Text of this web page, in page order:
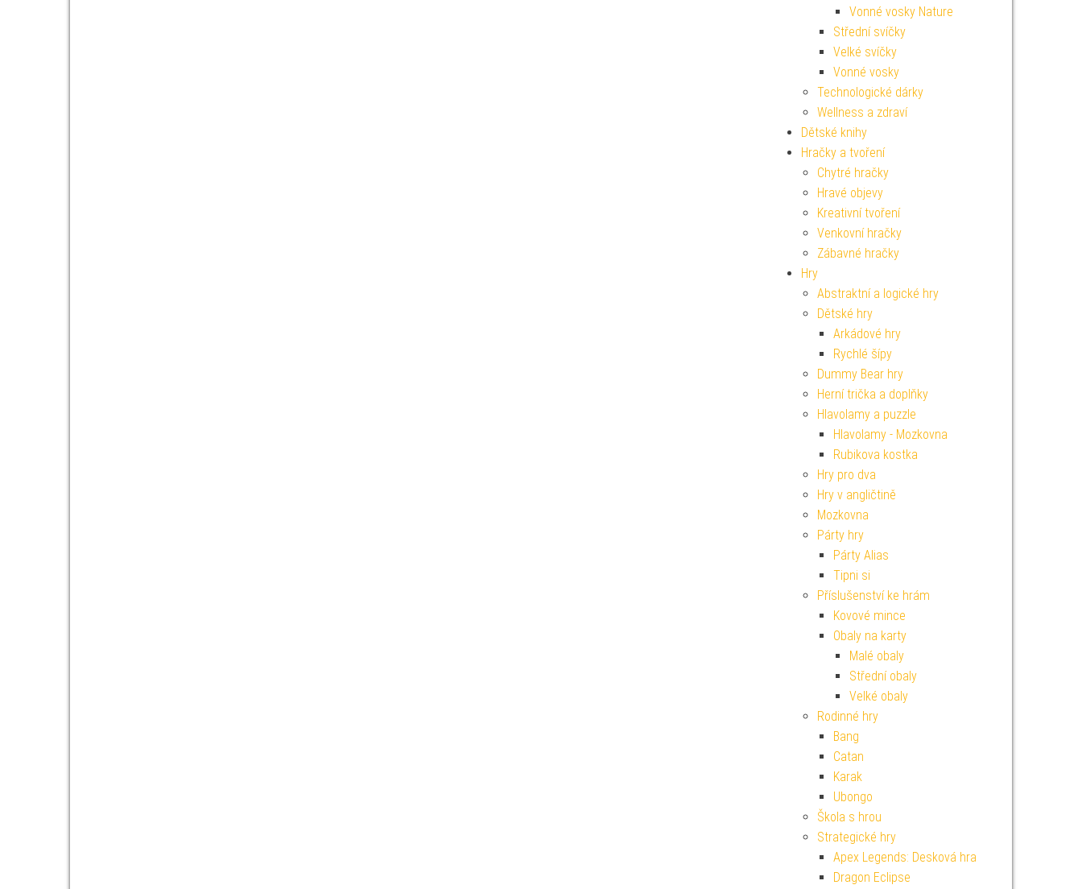
Vonné vosky Nature
Střední svíčky
Velké svíčky
Vonné vosky
Technologické dárky
Wellness a zdraví
Dětské knihy
Hračky a tvoření
Chytré hračky
Hravé objevy
Kreativní tvoření
Venkovní hračky
Zábavné hračky
Hry
Abstraktní a logické hry
Dětské hry
Arkádové hry
Rychlé šípy
Dummy Bear hry
Herní trička a doplňky
Hlavolamy a puzzle
Hlavolamy - Mozkovna
Rubikova kostka
Hry pro dva
Hry v angličtině
Mozkovna
Párty hry
Párty Alias
Tipni si
Příslušenství ke hrám
Kovové mince
Obaly na karty
Malé obaly
Střední obaly
Velké obaly
Rodinné hry
Bang
Catan
Karak
Ubongo
Škola s hrou
Strategické hry
Apex Legends: Desková hra
Dragon Eclipse